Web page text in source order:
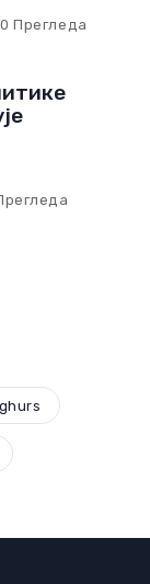
Прегледа